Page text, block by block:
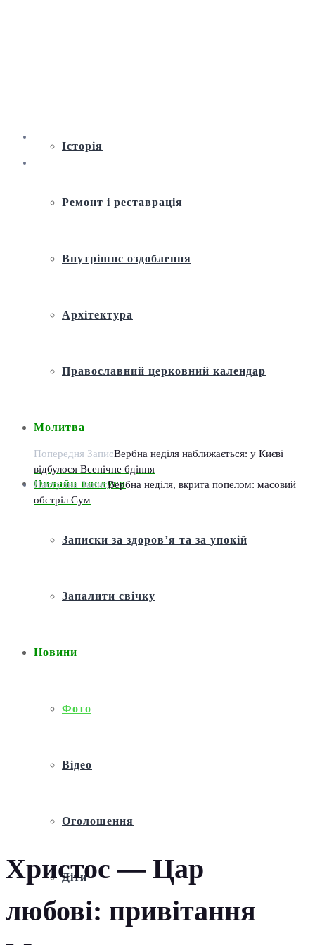
Історія
Ремонт і реставрація
Внутрішнє оздоблення
Архітектура
Православний церковний календар
Молитва
Онлайн послуги
Записки за здоров’я та за упокій
Запалити свічку
Новини
Фото
Відео
Оголошення
Діти
Христос — Цар
любові: привітання
Попередня ЗаписВербна неділя наближається: у Києві
відбулося Всенічне бдіння
Наступна ЗаписВербна неділя, вкрита попелом: масовий
обстріл Сум